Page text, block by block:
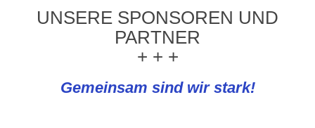
UNSERE SPONSOREN UND
PARTNER
+ + +
Gemeinsam sind wir stark!